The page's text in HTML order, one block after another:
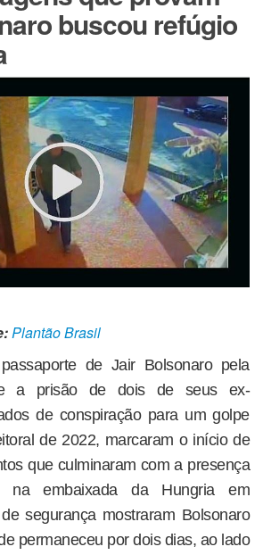
buscou refúgio
Plantão Brasil
de Jair Bolsonaro pela
a prisão de dois de seus ex-
de conspiração para um golpe
de 2022, marcaram o início de
que culminaram com a presença
na embaixada da Hungria em
segurança mostraram Bolsonaro
permaneceu por dois dias, ao lado